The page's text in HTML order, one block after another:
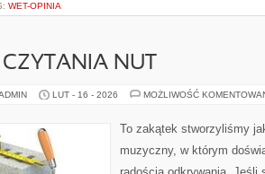
WET-OPINIA
NUT
LUT - 16 - 2026 MOŻLIWOŚĆ
To zakątek stworzyliśmy
muzyczny, w którym